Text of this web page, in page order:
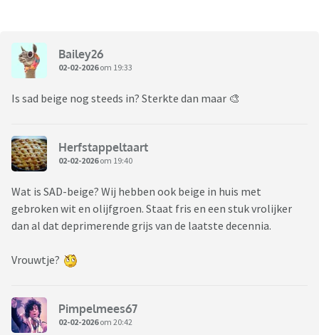
Bailey26
02-02-2026om 19:33
Is sad beige nog steeds in? Sterkte dan maar 🎨
Herfstappeltaart
02-02-2026om 19:40
Wat is SAD-beige? Wij hebben ook beige in huis met
gebroken wit en olijfgroen. Staat fris en een stuk vrolijker
dan al dat deprimerende grijs van de laatste decennia.
Vrouwtje?
Pimpelmees67
02-02-2026om 20:42